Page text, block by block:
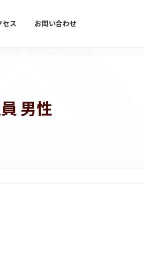
セス お問い合わせ
男性